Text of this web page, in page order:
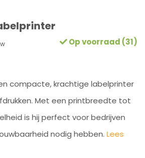
Op voorraad (31)
compacte, krachtige labelprinter
Met een printbreedte tot
is hij perfect voor bedrijven
nodig hebben. Lees